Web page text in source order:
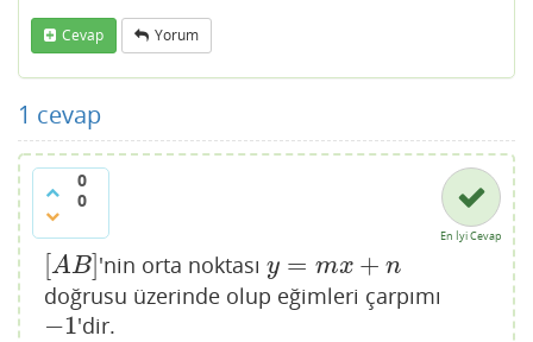
Cevap Yorum
1 cevap
0
0
En İyi Cevap
[AB]
AB] 'nin orta noktası y = mx + n
y=m x+n
doğrusu üzerinde olup eğimleri çarpımı
−1
−1 'dir.